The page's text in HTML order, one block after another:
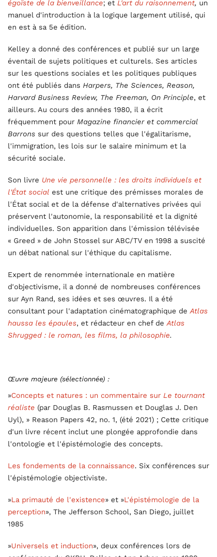
égoïste de la bienveillance; et L'art du raisonnement, un
manuel d'introduction à la logique largement utilisé, qui
en est à sa 5e édition.
Kelley a donné des conférences et publié sur un large
éventail de sujets politiques et culturels. Ses articles
sur les questions sociales et les politiques publiques
ont été publiés dans Harpers, The Sciences, Reason,
Harvard Business Review, The Freeman, On Principle, et
ailleurs. Au cours des années 1980, il a écrit
fréquemment pour Magazine financier et commercial
Barrons sur des questions telles que l'égalitarisme,
l'immigration, les lois sur le salaire minimum et la
sécurité sociale.
Son livre Une vie personnelle : les droits individuels et
l'État social est une critique des prémisses morales de
l'État social et de la défense d'alternatives privées qui
préservent l'autonomie, la responsabilité et la dignité
individuelles. Son apparition dans l'émission télévisée
« Greed » de John Stossel sur ABC/TV en 1998 a suscité
un débat national sur l'éthique du capitalisme.
Expert de renommée internationale en matière
d'objectivisme, il a donné de nombreuses conférences
sur Ayn Rand, ses idées et ses œuvres. Il a été
consultant pour l'adaptation cinématographique deAtlas
haussa les épaules, et rédacteur en chef deAtlas
Shrugged : le roman, les films, la philosophie.
Œuvre majeure (sélectionnée) :
»Concepts et natures : un commentaire sur Le tournant
réaliste (par Douglas B. Rasmussen et Douglas J. Den
Uyl), » Reason Papers 42, no. 1, (été 2021) ; Cette critique
d'un livre récent inclut une plongée approfondie dans
l'ontologie et l'épistémologie des concepts.
Les fondements de la connaissance. Six conférences sur
l'épistémologie objectiviste.
»La primauté de l'existence» et »L'épistémologie de la
perception», The Jefferson School, San Diego, juillet
1985
»Universels et induction», deux conférences lors de